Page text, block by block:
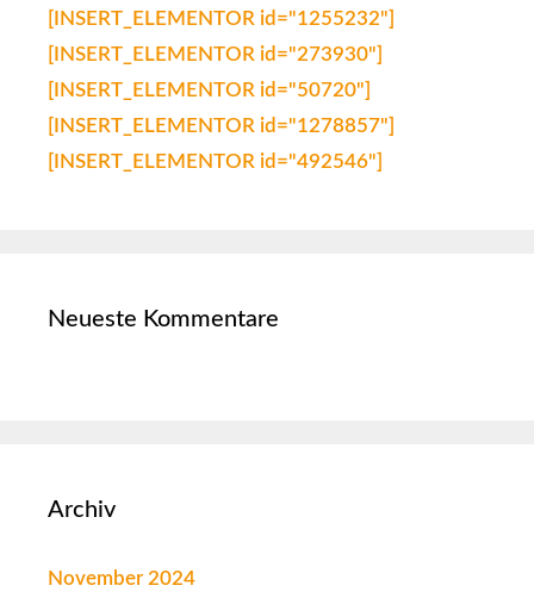
[INSERT_ELEMENTOR id="1255232"]
[INSERT_ELEMENTOR id="273930"]
[INSERT_ELEMENTOR id="50720"]
[INSERT_ELEMENTOR id="1278857"]
[INSERT_ELEMENTOR id="492546"]
Neueste Kommentare
Archiv
November 2024